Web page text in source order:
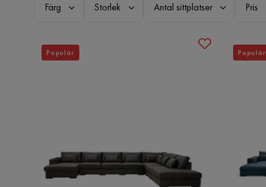
Färg Storlek Antal sittplatser Pris
Populär Populär